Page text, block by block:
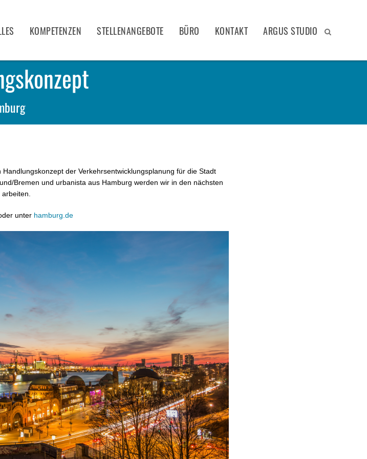
KOMPETENZEN STELLENANGEBOTE BÜRO KONTAKT ARGUS STUDIO
der Verkehrsentwicklungsplanung für die Stadt
Bremen und urbanista aus Hamburg werden wir in den nächsten
unter hamburg.de